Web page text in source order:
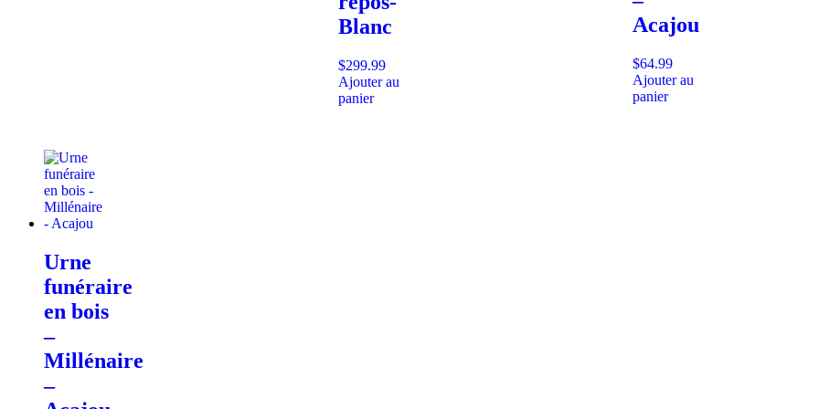
Blanc
$299.99
Ajouter au
panier
Acajou
$64.99
Ajouter au
panier
Urne
funéraire
en bois
–
Millénaire
–